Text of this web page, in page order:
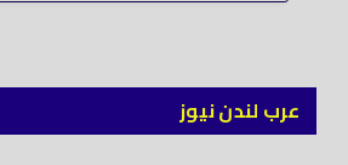
عرب لندن نيوز